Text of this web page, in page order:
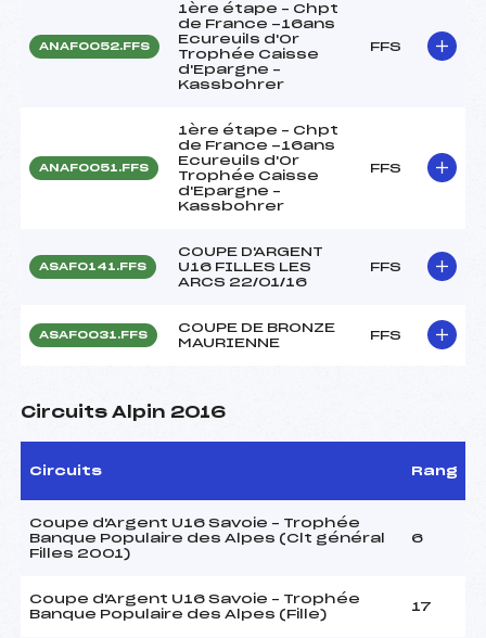
ANAF0052.FFS
1ère étape – Chpt
de France -16ans
Ecureuils d'Or
Trophée Caisse
d'Epargne –
Kassbohrer
FFS
ANAF0051.FFS
1ère étape – Chpt
de France -16ans
Ecureuils d'Or
Trophée Caisse
d'Epargne –
Kassbohrer
FFS
ASAF0141.FFS
COUPE D'ARGENT
U16 FILLES LES
ARCS 22/01/16
FFS
ASAF0031.FFS
COUPE DE BRONZE
MAURIENNE
FFS
Circuits Alpin 2016
Circuits Rang
Coupe d'Argent U16 Savoie – Trophée
Banque Populaire des Alpes (Clt général
Filles 2001)
6
Coupe d'Argent U16 Savoie – Trophée
Banque Populaire des Alpes (Fille)
17